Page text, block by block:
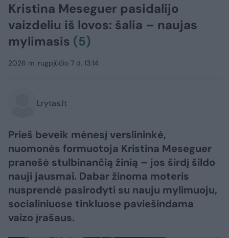
Kristina Meseguer pasidalijo
vaizdeliu iš lovos: šalia – naujas
mylimasis (5)
2026 m. rugpjūčio 7 d. 13:14
Lrytas.lt
Prieš beveik mėnesį verslininkė,
nuomonės formuotoja Kristina Meseguer
pranešė stulbinančią žinią – jos širdį šildo
nauji jausmai. Dabar žinoma moteris
nusprendė pasirodyti su nauju mylimuoju,
socialiniuose tinkluose paviešindama
vaizo įrašaus.